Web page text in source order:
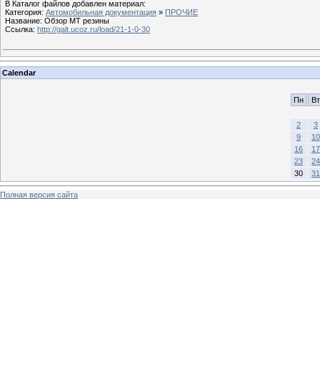
В Каталог файлов добавлен материал:
Категория: Автомобильная документация » ПРОЧИЕ
Название: Обзор МТ резины
Ссылка: http://galt.ucoz.ru/load/21-1-0-30
Calendar
Пн Вт
2
3
9
10
16
17
23
24
30
31
Полная версия сайта